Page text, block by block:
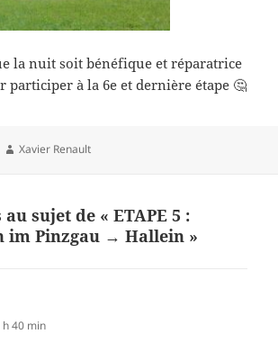
la nuit soit bénéfique et réparatrice
participer à la 6e et dernière étape 🤔
Auteur
Xavier Renault
sujet de « ETAPE 5 :
im Pinzgau → Hallein »
40 min